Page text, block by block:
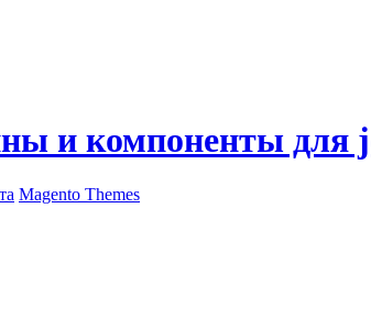
и компоненты для
Magento Themes